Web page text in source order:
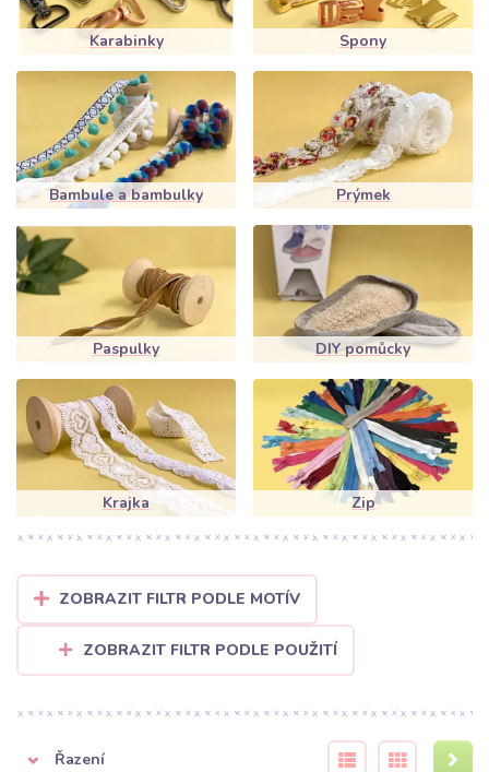
Karabinky Spony
Bambule a bambulky Prýmek
Paspulky DIY pomůcky
Krajka Zip
ZOBRAZIT FILTR PODLE MOTÍV
ZOBRAZIT FILTR PODLE POUŽITÍ
Řazení